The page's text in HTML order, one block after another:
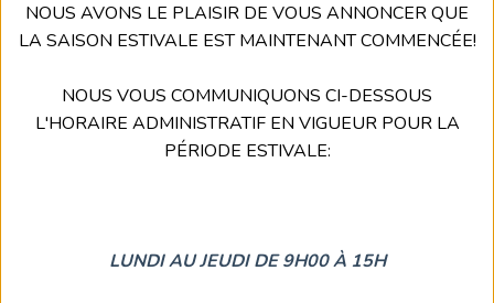
NOUS AVONS LE PLAISIR DE VOUS ANNONCER QUE
LA SAISON ESTIVALE EST MAINTENANT COMMENCÉE!
NOUS VOUS COMMUNIQUONS CI-DESSOUS
L'HORAIRE ADMINISTRATIF EN VIGUEUR POUR LA
PÉRIODE ESTIVALE:
LUNDI AU JEUDI DE 9H00 À 15H